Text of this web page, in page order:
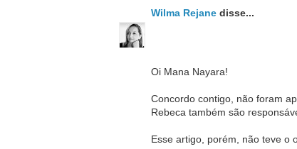
Wilma Rejanedisse...
Oi Mana Nayara!
Concordo contigo, não foram
Rebeca também são
Esse artigo, porém, não teve o